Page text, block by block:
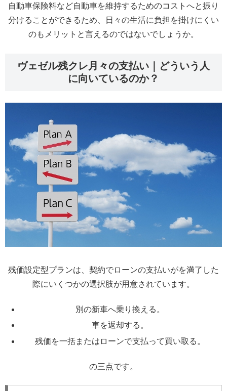
自動車保険料など自動車を維持するためのコストへと振り
分けることができるため、日々の生活に負担を掛けにくい
のもメリットと言えるのではないでしょうか。
ヴェゼル残クレ月々の支払い｜どういう人
に向いているのか？
残価設定型プランは、契約でローンの支払いがを満了した
際にいくつかの選択肢が用意されています。
別の新車へ乗り換える。
車を返却する。
残価を一括またはローンで支払って買い取る。
の三点です。